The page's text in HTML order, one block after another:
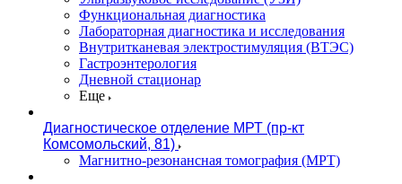
Функциональная диагностика
Лабораторная диагностика и исследования
Внутритканевая электростимуляция (ВТЭС)
Гастроэнтерология
Дневной стационар
Еще
Диагностическое отделение МРТ (пр-кт
Комсомольский, 81)
Магнитно-резонансная томография (МРТ)